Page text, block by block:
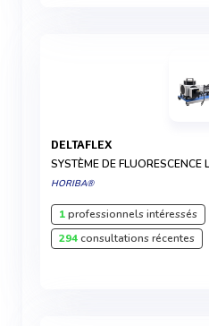
DELTAFLEX
SYSTÈME DE FLUORESCENCE
HORIBA®
1professionnels intéressés
294consultations récentes